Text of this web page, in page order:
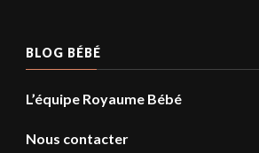
BLOG BÉBÉ
L’équipe Royaume Bébé
Nous contacter